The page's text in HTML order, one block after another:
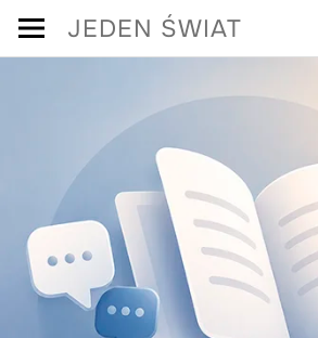
Skip
JEDEN ŚWIAT